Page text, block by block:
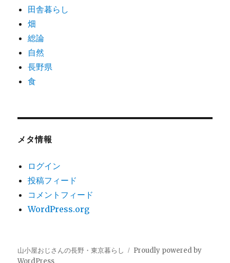
田舎暮らし
畑
総論
自然
長野県
食
メタ情報
ログイン
投稿フィード
コメントフィード
WordPress.org
山小屋おじさんの長野・東京暮らし
Proudly powered by
WordPress